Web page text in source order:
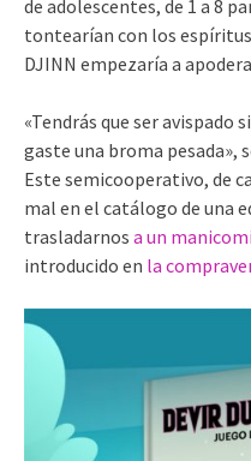
de adolescentes, de 1 a 8
tontearían con los
DJINN empezaría a
«Tendrás que ser avispado
gaste una broma pesada»,
Este semicooperativo, de
mal en el catálogo de una
trasladarnos a un
introducido en la